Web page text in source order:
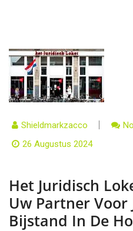
Shieldmarkzacco
26 Augustus 2024
Het Juridisch
Uw Partner Voor
Bijstand In De